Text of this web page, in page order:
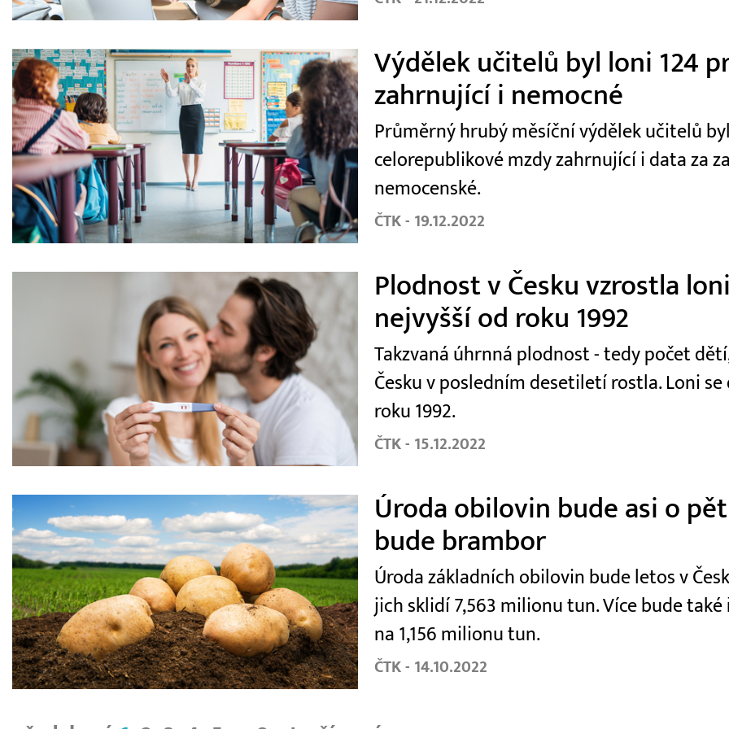
Výdělek učitelů byl loni 124
zahrnující i nemocné
Průměrný hrubý měsíční výdělek učitelů
celorepublikové mzdy zahrnující i data za
nemocenské.
ČTK - 19.12.2022
Plodnost v Česku vzrostla
nejvyšší od roku 1992
Takzvaná úhrnná plodnost - tedy počet
Česku v posledním desetiletí rostla. Loni
roku 1992.
ČTK - 15.12.2022
Úroda obilovin bude asi o
bude brambor
Úroda základních obilovin bude letos v
jich sklidí 7,563 milionu tun. Více bude
na 1,156 milionu tun.
ČTK - 14.10.2022